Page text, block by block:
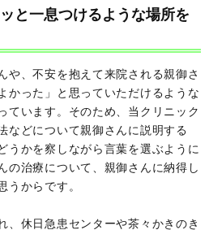
と一息つけるような場所を
や、不安を抱えて来院される親御さ
かった」と思っていただけるような
ています。そのため、当クリニック
などについて親御さんに説明する
うかを察しながら言葉を選ぶように
の治療について、親御さんに納得し
うからです。
、休日急患センターや茶々かきのき